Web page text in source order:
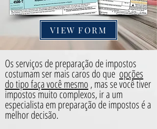
VIEW FORM
Os serviços de preparação de impostos
costumam ser mais caros do que opções
do tipo faça você mesmo , mas se você tiver
impostos muito complexos, ir a um
especialista em preparação de impostos é a
melhor decisão.